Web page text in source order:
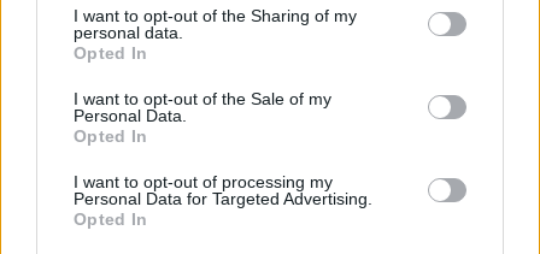
I want to opt-out of the Sharing of my
personal data.
Opted In
I want to opt-out of the Sale of my
Personal Data.
Opted In
I want to opt-out of processing my
Personal Data for Targeted Advertising.
Opted In